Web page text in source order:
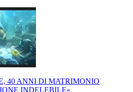
40 ANNI DI MATRIMONIO
INDELEBILE»